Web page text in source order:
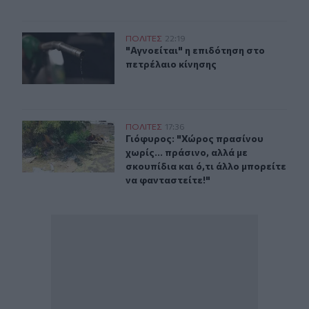
"Αγνοείται" η επιδότηση στο πετρέλαιο κίνησης
ΠΟΛΙΤΕΣ 22:19
"Αγνοείται" η επιδότηση στο
"Αγνοείται" η επιδότηση στο
πετρέλαιο κίνησης
Γιόφυρος: "Χώρος πρασίνου χωρίς... πράσινο, αλλά με
ΠΟΛΙΤΕΣ 17:36
Γιόφυρος: "Χώρος πρασίνου
Γιόφυρος: "Χώρος πρασίνου
χωρίς... πράσινο, αλλά με
σκουπίδια και ό,τι άλλο μπορείτε
να φανταστείτε!"